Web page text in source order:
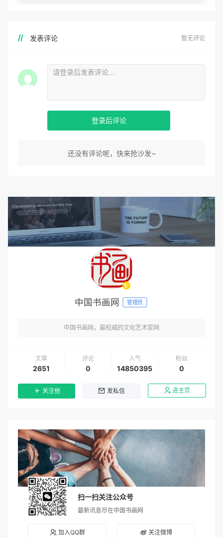
发表评论 暂无评论
登录后评论
还没有评论呢，快来抢沙发~
中国书画网 管理员
中国书画网，最权威的文化艺术官网
文章
2651
评论
0
人气
14850395
粉丝
0
关注他 发私信 进主页
扫一扫关注公众号
最新讯息尽在中国书画网
加入QQ群 关注微博